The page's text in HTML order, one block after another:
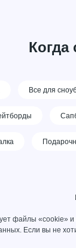
Когда
Все для
файлы «cookie» и
. Если вы не